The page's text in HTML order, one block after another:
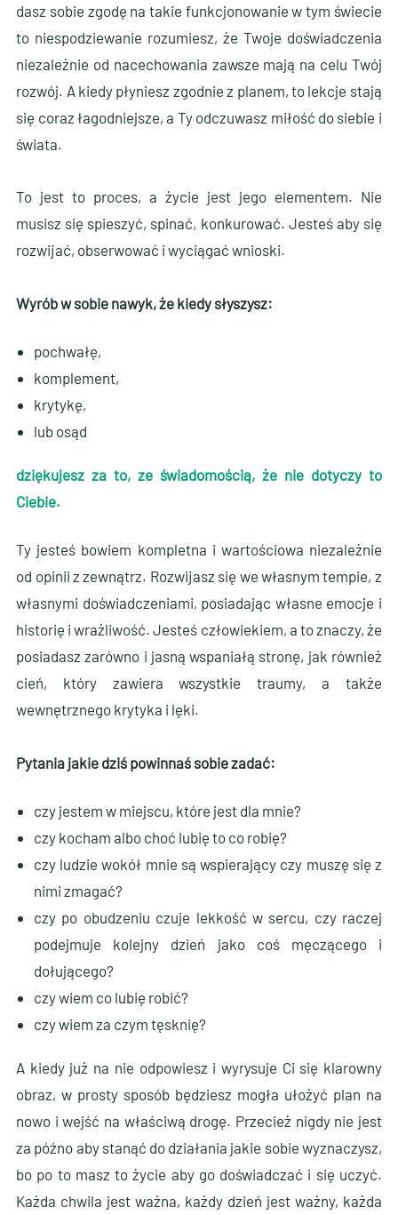
dasz sobie zgodę na takie funkcjonowanie w tym świecie
to niespodziewanie rozumiesz, że Twoje doświadczenia
niezależnie od nacechowania zawsze mają na celu Twój
rozwój. A kiedy płyniesz zgodnie z planem, to lekcje stają
się coraz łagodniejsze, a Ty odczuwasz miłość do siebie i
świata.
To jest to proces, a życie jest jego elementem. Nie
musisz się spieszyć, spinać, konkurować. Jesteś aby się
rozwijać, obserwować i wyciągać wnioski.
Wyrób w sobie nawyk, że kiedy słyszysz:
pochwałę,
komplement,
krytykę,
lub osąd
dziękujesz za to, ze świadomością, że nie dotyczy to
Ciebie.
Ty jesteś bowiem kompletna i wartościowa niezależnie
od opinii z zewnątrz. Rozwijasz się we własnym tempie, z
własnymi doświadczeniami, posiadając własne emocje i
historię i wrażliwość. Jesteś człowiekiem, a to znaczy, że
posiadasz zarówno i jasną wspaniałą stronę, jak również
cień, który zawiera wszystkie traumy, a także
wewnętrznego krytyka i lęki.
Pytania jakie dziś powinnaś sobie zadać:
czy jestem w miejscu, które jest dla mnie?
czy kocham albo choć lubię to co robię?
czy ludzie wokół mnie są wspierający czy muszę się z
nimi zmagać?
czy po obudzeniu czuje lekkość w sercu, czy raczej
podejmuje kolejny dzień jako coś męczącego i
dołującego?
czy wiem co lubię robić?
czy wiem za czym tęsknię?
A kiedy już na nie odpowiesz i wyrysuje Ci się klarowny
obraz, w prosty sposób będziesz mogła ułożyć plan na
nowo i wejść na właściwą drogę. Przecież nigdy nie jest
za późno aby stanąć do działania jakie sobie wyznaczysz,
bo po to masz to życie aby go doświadczać i się uczyć.
Każda chwila jest ważna, każdy dzień jest ważny, każda